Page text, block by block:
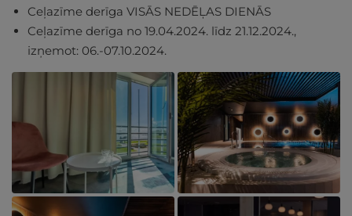
Ceļazīme derīga VISĀS NEDĒĻAS DIENĀS
Ceļazīme derīga no 19.04.2024. līdz 21.12.2024.,
izņemot: 06.-07.10.2024.